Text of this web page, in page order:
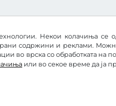
Некои колачиња се
содржини и реклами.
во врска со обработката на
или во секое време да ја